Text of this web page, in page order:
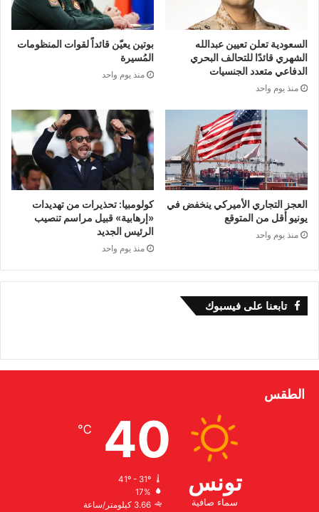
منزلاً مأهولاً يعود لعائلة نوفل غرب مدينة رفح.
وقصفت مدفعية الاحتلال الإسرائيلي بشكل عنيف
ومكثّف المناطق الشرقية والجنوبية لمدينة خان
يونس، ما أسفر عن شهداء وجرحى، غالبيتهم من
النازحين من مدينة غزة وشمال القطاع.
الجدير ذكره، أنّ وزارة الصحة الفلسطينية أشارت
أمس إلى ارتفاع حصيلة العدوان الإسرائيلي إلى
23.210 شهداء، و 59.167 إصابة منذ السابع من
السعودية تعلن تعيين عبدالله
الشهري قائدًا للتحالف البحري
الدفاعي متعدد الجنسيات
منذ يوم واحد
بوتين يعيّن قائداً لقوات المنظومات
المُسيرة
منذ يوم واحد
العجز التجاري الأميركي ينخفض في
يونيو أقل من المتوقع
منذ يوم واحد
كولومبيا: تحذيرات من تهديدات
«إرهابية» قبيل مراسم تنصيب
الرئيس الجديد
منذ يوم واحد
تابعنا على فيسبوك
الطقس
تونس
سماء صافية
40
℃
41º - 31º
17%
3.66 كيلومتر/ساعة